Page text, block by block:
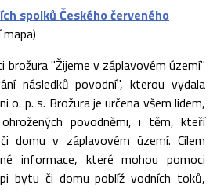
spolků Českého červeného
brožura "Žijeme v záplavovém území"
následků povodní", kterou vydala
o. p. s. Brožura je určena všem lidem,
povodněmi, i těm, kteří
domu v záplavovém území. Cílem
informace, které mohou pomoci
bytu či domu poblíž vodních toků,